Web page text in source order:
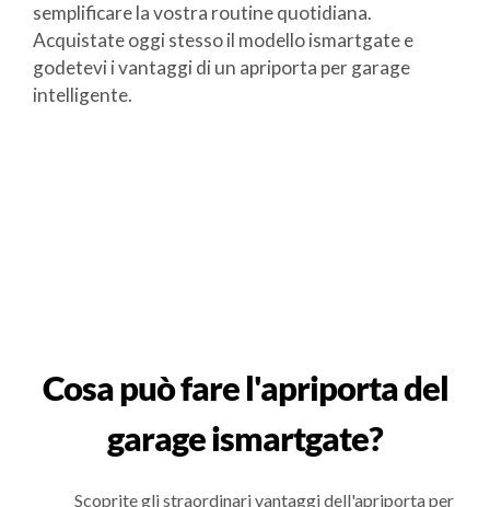
semplificare la vostra routine quotidiana.
Acquistate oggi stesso il modello ismartgate e
godetevi i vantaggi di un apriporta per garage
intelligente.
Cosa può fare l'apriporta del
garage ismartgate?
Scoprite gli straordinari vantaggi dell'apriporta per